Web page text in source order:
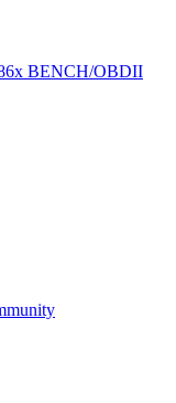
BENCH/OBDII